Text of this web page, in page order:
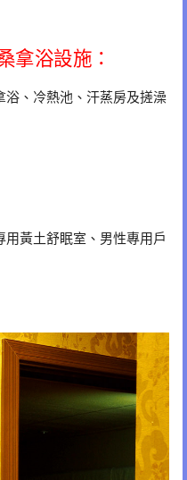
拿浴設施：
浴、冷熱池、汗蒸房及搓澡
黃土舒眠室、男性專用戶